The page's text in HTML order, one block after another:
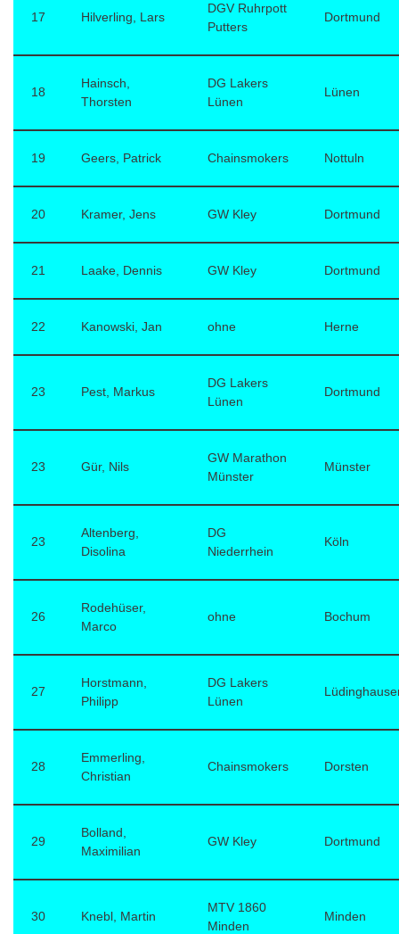
17 Hilverling, Lars
DGV Ruhrpott
Putters
Dortmund
18
Hainsch,
Thorsten
DG Lakers
Lünen
Lünen
19 Geers, Patrick Chainsmokers Nottuln
20 Kramer, Jens GW Kley Dortmund
21 Laake, Dennis GW Kley Dortmund
22 Kanowski, Jan ohne Herne
23 Pest, Markus
DG Lakers
Lünen
Dortmund
23 Gür, Nils
GW Marathon
Münster
Münster
23
Altenberg,
Disolina
DG
Niederrhein
Köln
26
Rodehüser,
Marco
ohne Bochum
27
Horstmann,
Philipp
DG Lakers
Lünen
28
Emmerling,
Christian
Chainsmokers Dorsten
29
Bolland,
Maximilian
GW Kley Dortmund
30 Knebl, Martin
MTV 1860
Minden
Minden